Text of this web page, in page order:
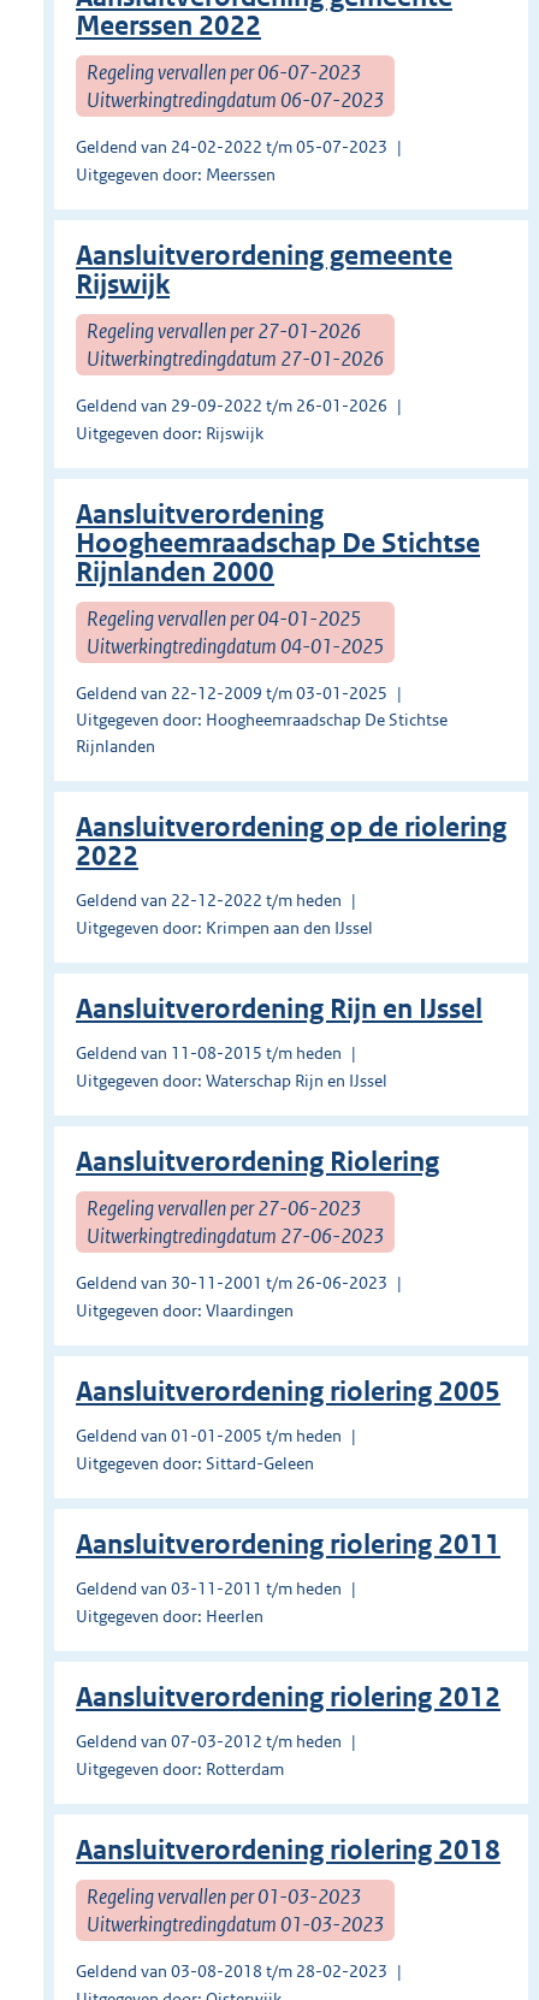
Meerssen 2022
Regeling vervallen per 06-07-2023
Uitwerkingtredingdatum 06-07-2023
Geldend van 24-02-2022 t/m 05-07-2023
Uitgegeven door: Meerssen
Aansluitverordening gemeente
Rijswijk
Regeling vervallen per 27-01-2026
Uitwerkingtredingdatum 27-01-2026
Geldend van 29-09-2022 t/m 26-01-2026
Uitgegeven door: Rijswijk
Aansluitverordening
Hoogheemraadschap De Stichtse
Rijnlanden 2000
Regeling vervallen per 04-01-2025
Uitwerkingtredingdatum 04-01-2025
Geldend van 22-12-2009 t/m 03-01-2025
Uitgegeven door: Hoogheemraadschap De Stichtse
Rijnlanden
Aansluitverordening op de riolering
2022
Geldend van 22-12-2022 t/m heden
Uitgegeven door: Krimpen aan den IJssel
Aansluitverordening Rijn en IJssel
Geldend van 11-08-2015 t/m heden
Uitgegeven door: Waterschap Rijn en IJssel
Aansluitverordening Riolering
Regeling vervallen per 27-06-2023
Uitwerkingtredingdatum 27-06-2023
Geldend van 30-11-2001 t/m 26-06-2023
Uitgegeven door: Vlaardingen
Aansluitverordening riolering 2005
Geldend van 01-01-2005 t/m heden
Uitgegeven door: Sittard-Geleen
Aansluitverordening riolering 2011
Geldend van 03-11-2011 t/m heden
Uitgegeven door: Heerlen
Aansluitverordening riolering 2012
Geldend van 07-03-2012 t/m heden
Uitgegeven door: Rotterdam
Aansluitverordening riolering 2018
Regeling vervallen per 01-03-2023
Uitwerkingtredingdatum 01-03-2023
Geldend van 03-08-2018 t/m 28-02-2023